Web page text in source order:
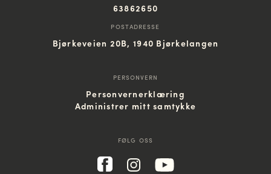
63862650
POSTADRESSE
Bjørkeveien 20B, 1940 Bjørkelangen
PERSONVERN
Personvernerklæring
Administrer mitt samtykke
FØLG OSS